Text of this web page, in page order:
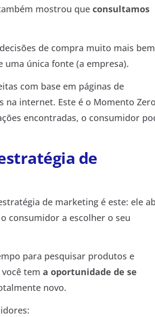
mostrou que consultamos
de compra muito mais bem
única fonte (a empresa).
com base em páginas de
na internet. Este é o Momento
encontradas, o consumidor
de
de marketing é este: ele
consumidor a escolher o seu
para pesquisar produtos e
tem a oportunidade de se
novo.